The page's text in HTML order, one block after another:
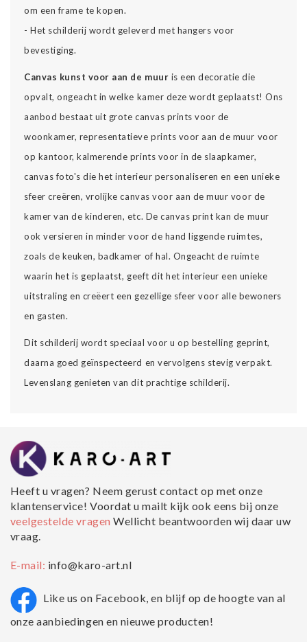
om een frame te kopen.
- Het schilderij wordt geleverd met hangers voor
bevestiging.
Canvas kunst voor aan de muur is een decoratie die
opvalt, ongeacht in welke kamer deze wordt geplaatst! Ons
aanbod bestaat uit grote canvas prints voor de
woonkamer, representatieve prints voor aan de muur voor
op kantoor, kalmerende prints voor in de slaapkamer,
canvas foto's die het interieur personaliseren en een unieke
sfeer creëren, vrolijke canvas voor aan de muur voor de
kamer van de kinderen, etc. De canvas print kan de muur
ook versieren in minder voor de hand liggende ruimtes,
zoals de keuken, badkamer of hal. Ongeacht de ruimte
waarin het is geplaatst, geeft dit het interieur een unieke
uitstraling en creëert een gezellige sfeer voor alle bewoners
en gasten.
Dit schilderij wordt speciaal voor u op bestelling geprint,
daarna goed geïnspecteerd en vervolgens stevig verpakt.
Levenslang genieten van dit prachtige schilderij.
Heeft u vragen? Neem gerust contact op met onze
klantenservice! Voordat u mailt kijk ook eens bij onze
veelgestelde vragenWellicht beantwoorden wij daar uw
vraag.
E-mail: info@karo-art.nl
Like us on Facebook, en blijf op de hoogte van al
onze aanbiedingen en nieuwe producten!